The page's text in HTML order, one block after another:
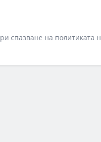
спазване на политиката